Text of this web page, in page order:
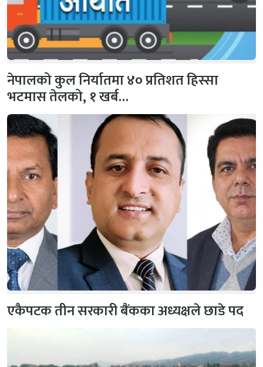
नेपालको कुल निर्यातमा ४० प्रतिशत हिस्सा
भटमास तेलको, १ खर्ब…
एकैपटक तीन सरकारी बैंकका अध्यक्षले छाडे पद